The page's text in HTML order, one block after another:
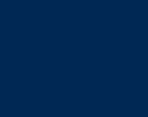
Schwarz avec surpiqûres
connectes et ConnectedDrive
et trousse de premiers